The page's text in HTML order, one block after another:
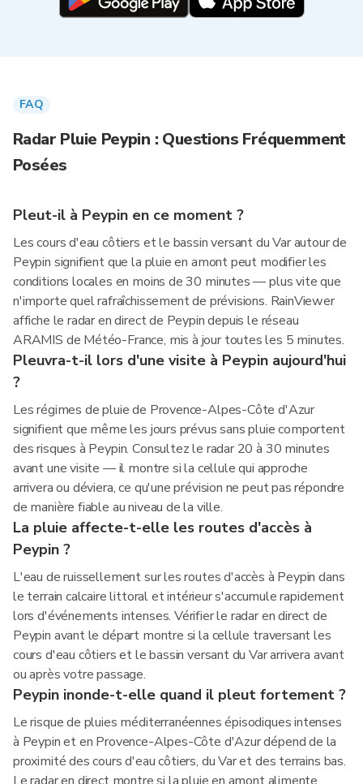
FAQ
Radar Pluie Peypin : Questions Fréquemment
Posées
Pleut-il à Peypin en ce moment ?
Les cours d'eau côtiers et le bassin versant du Var autour de
Peypin signifient que la pluie en amont peut modifier les
conditions locales en moins de 30 minutes — plus vite que
n'importe quel rafraîchissement de prévisions. RainViewer
affiche le radar en direct de Peypin depuis le réseau
ARAMIS de Météo-France, mis à jour toutes les 5 minutes.
Pleuvra-t-il lors d'une visite à Peypin aujourd'hui
?
Les régimes de pluie de Provence-Alpes-Côte d'Azur
signifient que même les jours prévus sans pluie comportent
des risques à Peypin. Consultez le radar 20 à 30 minutes
avant une visite — il montre si la cellule qui approche
arrivera ou déviera, ce qu'une prévision ne peut pas répondre
de manière fiable au niveau de la ville.
La pluie affecte-t-elle les routes d'accès à
Peypin ?
L'eau de ruissellement sur les routes d'accès à Peypin dans
le terrain calcaire littoral et intérieur s'accumule rapidement
lors d'événements intenses. Vérifier le radar en direct de
Peypin avant le départ montre si la cellule traversant les
cours d'eau côtiers et le bassin versant du Var arrivera avant
ou après votre passage.
Peypin inonde-t-elle quand il pleut fortement ?
Le risque de pluies méditerranéennes épisodiques intenses
à Peypin et en Provence-Alpes-Côte d'Azur dépend de la
proximité des cours d'eau côtiers, du Var et des terrains bas.